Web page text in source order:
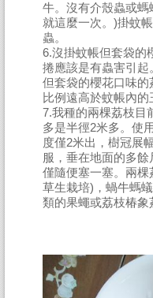
牛。沒有介殼蟲或螞
就這麼一次。)掛蚊
蟲。
6.沒掛蚊帳但套袋的
捲應該是有蟲害引起
但套袋的櫻花口味
比例遠高於蚊帳內的
7.我種的兩棵荔枝目
多是半徑2米多。使
度僅2米出，樹冠展
服，垂在地面的多
僅隨便塞一塞。兩
草生栽培)，蝸牛螞
類的果蠅或荔枝椿象